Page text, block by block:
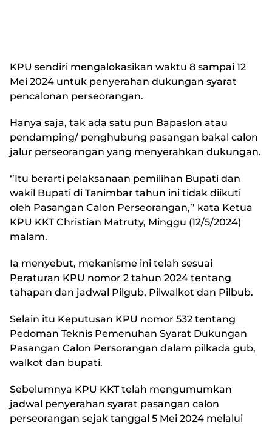
KPU sendiri mengalokasikan waktu 8 sampai 12
Mei 2024 untuk penyerahan dukungan syarat
pencalonan perseorangan.
Hanya saja, tak ada satu pun Bapaslon atau
pendamping/ penghubung pasangan bakal calon
jalur perseorangan yang menyerahkan dukungan.
‘’Itu berarti pelaksanaan pemilihan Bupati dan
wakil Bupati di Tanimbar tahun ini tidak diikuti
oleh Pasangan Calon Perseorangan,’’ kata Ketua
KPU KKT Christian Matruty, Minggu (12/5/2024)
malam.
Ia menyebut, mekanisme ini telah sesuai
Peraturan KPU nomor 2 tahun 2024 tentang
tahapan dan jadwal Pilgub, Pilwalkot dan Pilbub.
Selain itu Keputusan KPU nomor 532 tentang
Pedoman Teknis Pemenuhan Syarat Dukungan
Pasangan Calon Persorangan dalam pilkada gub,
walkot dan bupati.
Sebelumnya KPU KKT telah mengumumkan
jadwal penyerahan syarat pasangan calon
perseorangan sejak tanggal 5 Mei 2024 melalui